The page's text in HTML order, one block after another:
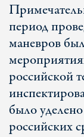
период
маневров
российской
было
российских